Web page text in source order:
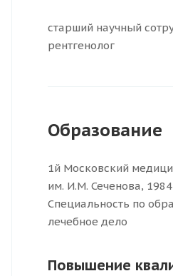
старший научный
рентгенолог
Образование
1й Московский
им. И.М. Сеченова,
Специальность по
лечебное дело
Повышение